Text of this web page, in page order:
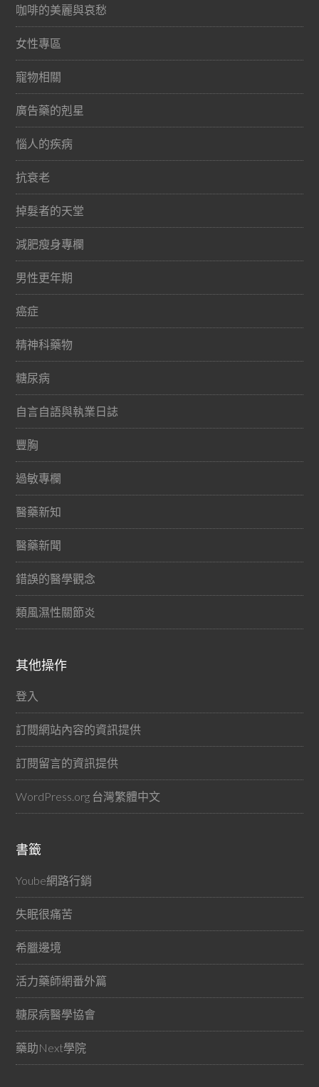
咖啡的美麗與哀愁
女性專區
寵物相關
廣告藥的剋星
惱人的疾病
抗衰老
掉髮者的天堂
減肥瘦身專欄
男性更年期
癌症
精神科藥物
糖尿病
自言自語與執業日誌
豐胸
過敏專欄
醫藥新知
醫藥新聞
錯誤的醫學觀念
類風濕性關節炎
其他操作
登入
訂閱網站內容的資訊提供
訂閱留言的資訊提供
WordPress.org 台灣繁體中文
書籤
Yoube網路行銷
失眠很痛苦
希臘邊境
活力藥師網番外篇
糖尿病醫學協會
藥助Next學院